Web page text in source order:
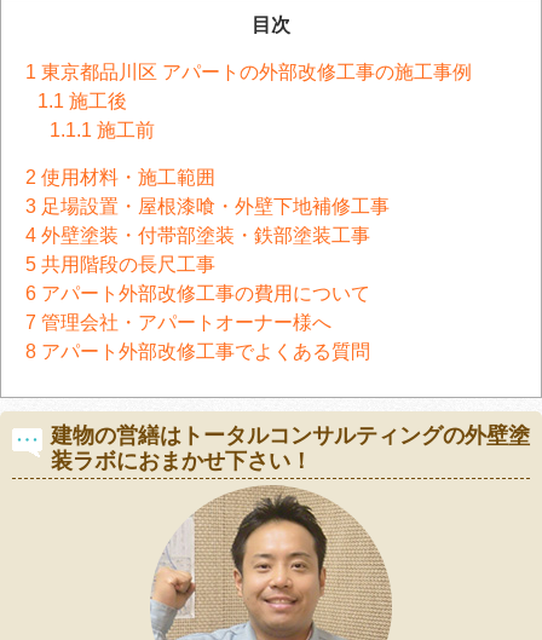
目次
1 東京都品川区 アパートの外部改修工事の施工事例
1.1 施工後
1.1.1 施工前
2 使用材料・施工範囲
3 足場設置・屋根漆喰・外壁下地補修工事
4 外壁塗装・付帯部塗装・鉄部塗装工事
5 共用階段の長尺工事
6 アパート外部改修工事の費用について
7 管理会社・アパートオーナー様へ
8 アパート外部改修工事でよくある質問
建物の営繕はトータルコンサルティングの外壁塗
装ラボにおまかせ下さい！